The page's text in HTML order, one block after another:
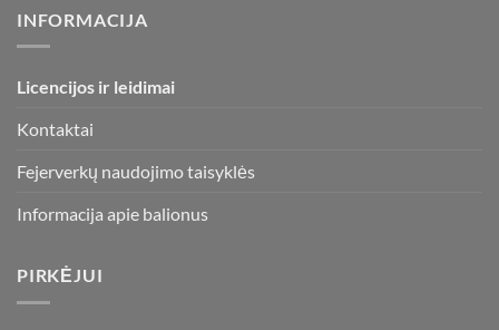
INFORMACIJA
Licencijos ir leidimai
Kontaktai
Fejerverkų naudojimo taisyklės
Informacija apie balionus
PIRKĖJUI